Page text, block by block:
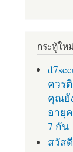
กระทู้ใหม่
ควร
คุณยั
อายุ
7 กัน
สวัส